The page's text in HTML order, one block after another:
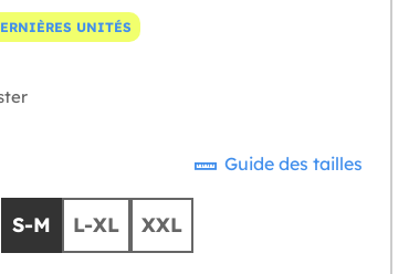
UNITÉS
Guide des tailles
S-M L-XL XXL